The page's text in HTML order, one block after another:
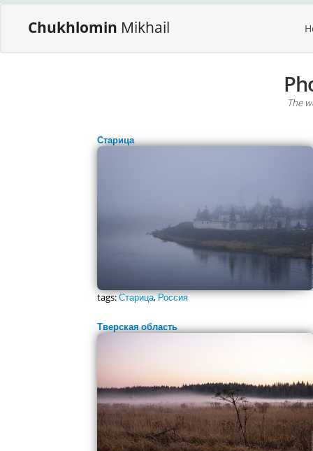
Chukhlomin Mikhail
The
Старица
tags:Старица,Россия
Тверская область